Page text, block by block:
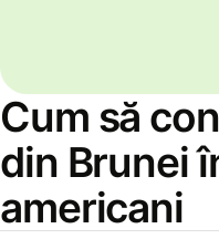
Cum să
din Brunei
americani